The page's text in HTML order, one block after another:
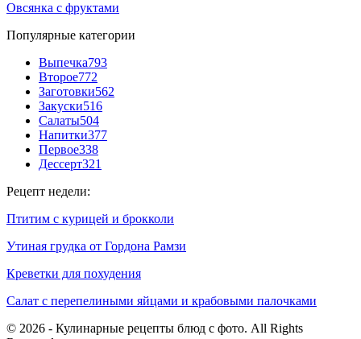
Овсянка с фруктами
Популярные категории
Выпечка793
Второе772
Заготовки562
Закуски516
Салаты504
Напитки377
Первое338
Дессерт321
Рецепт недели:
Птитим с курицей и брокколи
Утиная грудка от Гордона Рамзи
Креветки для похудения
Салат с перепелиными яйцами и крабовыми палочками
© 2026 - Кулинарные рецепты блюд с фото. All Rights